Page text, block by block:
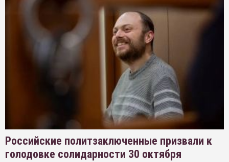
Российские политзаключенные призвали к
голодовке солидарности 30 октября